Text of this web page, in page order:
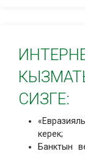
СИЗГЕ:
керек;
Банктын